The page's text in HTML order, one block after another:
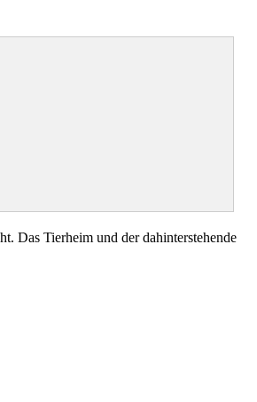
Das Tierheim und der dahinterstehende